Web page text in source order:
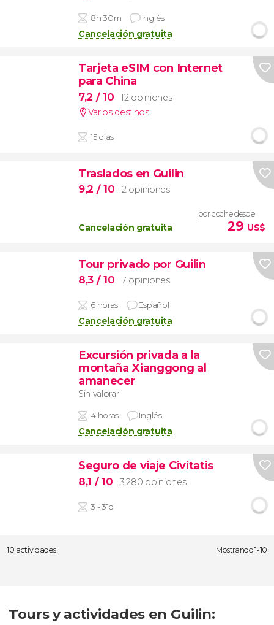
8h 30m Inglés
Cancelación gratuita
Tarjeta eSIM con Internet
para China
7,2 / 10
12 opiniones
Varios destinos
15 días
Traslados en Guilin
9,2 / 10 12 opiniones
Cancelación gratuita
por coche desde
29 US$
Tour privado por Guilin
8,3 / 10 7 opiniones
6 horas Español
Cancelación gratuita
Excursión privada a la
montaña Xianggong al
amanecer
Sin valorar
4 horas Inglés
Cancelación gratuita
Seguro de viaje Civitatis
8,1 / 10 3.280 opiniones
3 - 31d
10 actividades Mostrando 1-10
Tours y actividades en Guilin: